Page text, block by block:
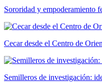
Sororidad y empoderamiento
Cecar desde el Centro de
Semilleros de investigación: